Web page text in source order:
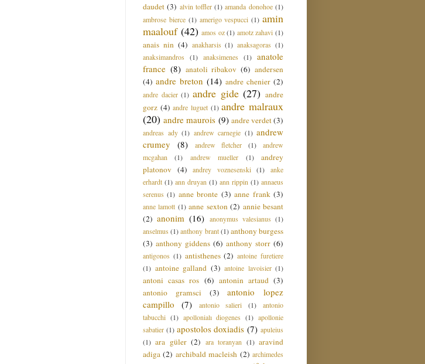
daudet (3) alvin toffler (1) amanda donohoe (1)
ambrose bierce (1) amerigo vespucci (1) amin
maalouf (42) amos oz (1) amotz zahavi (1)
anais nin (4) anakharsis (1) anaksagoras (1)
anaksimandros
(1) anaksimenes (1) anatole
france (8) anatoli ribakov (6) andersen
(4) andre breton (14) andre chenier (2)
andre dacier (1) andre gide (27) andre
gorz (4) andre luguet (1) andre malraux
(20) andre maurois (9) andre verdet(3)
andreas ady (1) andrew carnegie (1) andrew
crumey
(8) andrew fletcher (1)
andrew
mcgahan
(1) andrew mueller (1)
andrey
platonov (4) andrey voznesenski (1)
anke
erhardt (1) ann druyan (1) ann rippin (1) annaeus
serenus (1) anne bronte (3) anne frank (3)
anne lamott (1) anne sexton (2) annie besant
(2) anonim (16) anonymus valesianus (1)
anselmus (1) anthony brant (1) anthony burgess
(3) anthony giddens (6) anthony storr (6)
antigonos (1) antisthenes (2) antoine furetiere
(1) antoine galland (3) antoine lavoisier (1)
antoni casas ros (6) antonin artaud (3)
antonio gramsci
(3)
antonio lopez
campillo
(7) antonio salieri (1)
antonio
tabucchi (1) apollonialı diogenes (1) apollonie
sabatier (1) apostolos doxiadis (7) apuleius
(1) ara güler (2) ara toranyan (1) aravind
adiga (2) archibald macleish (2) archimedes